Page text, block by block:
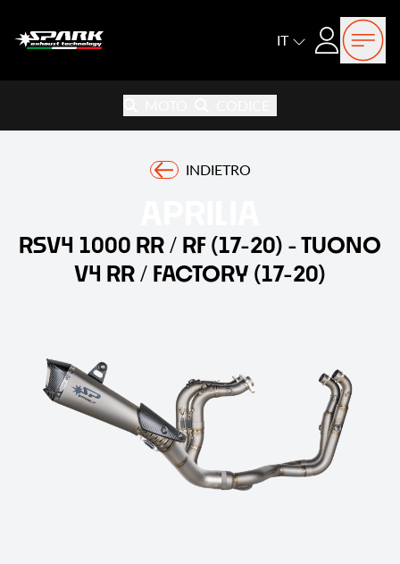
IT Login
INDIETRO
RSV4 1000 RR / RF (17-20) - TUONO
V4 RR / FACTORY (17-20)